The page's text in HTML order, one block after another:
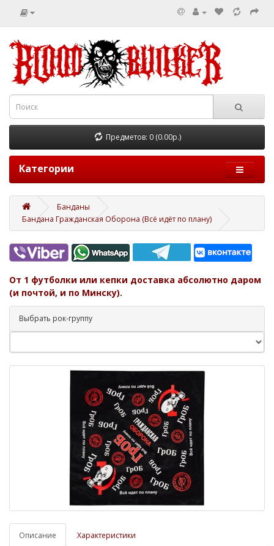
Предметов: 0 (0.00р.)
Категории
Банданы
Бандана Гражданская Оборона (Всё идёт по плану)
От 1 футболки или кепки доставка абсолютно даром
(и почтой, и по Минску).
Выбрать рок-группу
Описание Характеристики